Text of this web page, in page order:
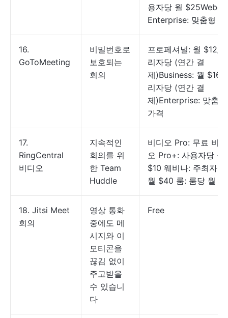
용자당 월 $25Webex
Enterprise: 맞춤형
16.
GoToMeeting
비밀번호로
보호되는
회의
프로페셔널: 월 $12/관
리자당 (연간 결
제)Business: 월 $16/
리자당 (연간 결
제)Enterprise: 맞춤형
가격
17.
RingCentral
비디오
지속적인
회의를 위
한 Team
Huddle
비디오 Pro: 무료 비디
오 Pro+: 사용자당 월
$10 웨비나: 주최자당
월 $40 룸: 룸당 월
18. Jitsi Meet
회의
영상 통화
중에도 메
시지와 이
모티콘을
끊김 없이
주고받을
수 있습니
다
Free